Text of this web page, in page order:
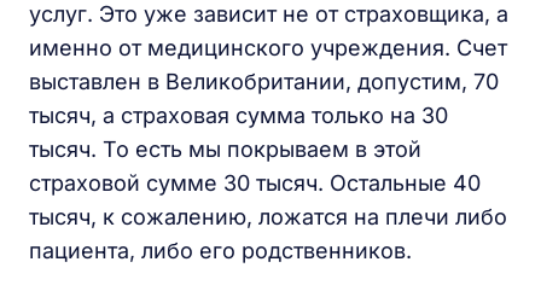
услуг. Это уже зависит не от страховщика, а
именно от медицинского учреждения. Счет
выставлен в Великобритании, допустим, 70
тысяч, а страховая сумма только на 30
тысяч. То есть мы покрываем в этой
страховой сумме 30 тысяч. Остальные 40
тысяч, к сожалению, ложатся на плечи либо
пациента, либо его родственников.